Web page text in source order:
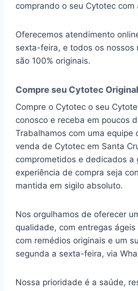
comprando o seu Cytotec com
Oferecemos atendimento
sexta-feira, e todos os nossos
são 100% originais.
Compre seu Cytotec
Compre o Cytotec o seu
conosco e receba em poucos
Trabalhamos com uma equipe
venda de Cytotec em Santa
comprometidos e dedicados a
experiência de compra seja
mantida em sigilo absoluto.
Nos orgulhamos de oferecer
qualidade, com entregas
com remédios originais e um
segunda a sexta-feira, via
Nossa prioridade é a saúde,